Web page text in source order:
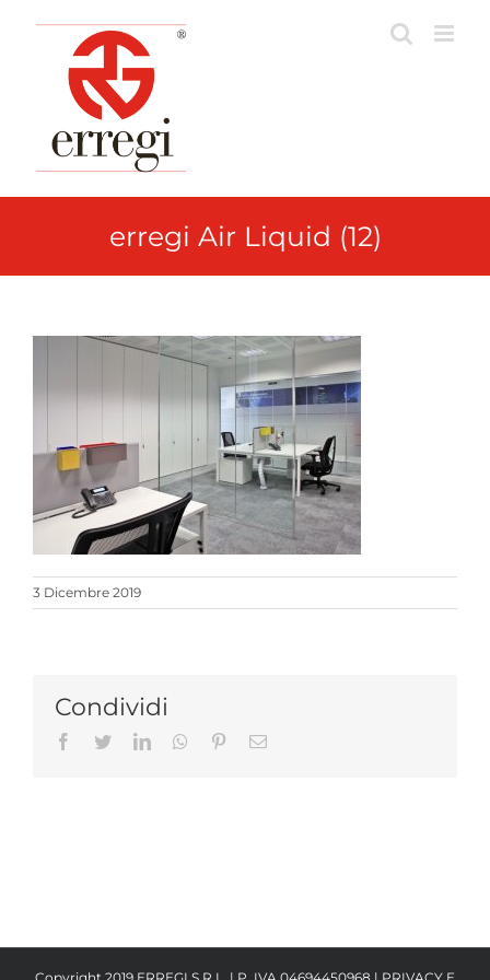
content
erregi Air Liquid (12)
3 Dicembre 2019
Condividi
Facebook
TwitterLinkedInWhatsappPinterestEmail